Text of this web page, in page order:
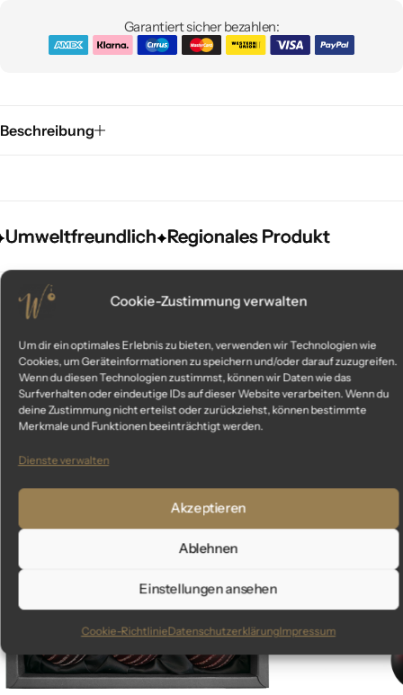
Cookie-Zustimmung verwalten
Um dir ein optimales Erlebnis zu bieten, verwenden wir Technologien wie
Cookies, um Geräteinformationen zu speichern und/oder darauf zuzugreifen.
Wenn du diesen Technologien zustimmst, können wir Daten wie das
Surfverhalten oder eindeutige IDs auf dieser Website verarbeiten. Wenn du
deine Zustimmung nicht erteilst oder zurückziehst, können bestimmte
Merkmale und Funktionen beeinträchtigt werden.
Dienste verwalten
Akzeptieren
Ablehnen
Einstellungen ansehen
Cookie-RichtlinieDatenschutzerklärungImpressum
Garantiert sicher bezahlen:
Beschreibung
Regionales Produkt
Regionales Produkt
Regionales Produkt
Ähnliche Produkte
Das könnte dir auch gefallen